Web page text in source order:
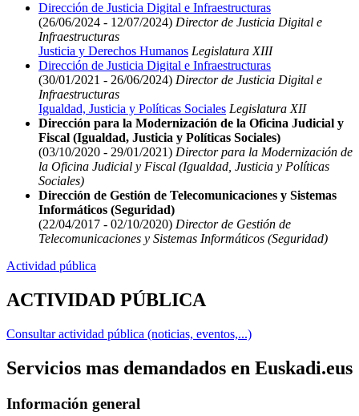
Dirección de Justicia Digital e Infraestructuras
(26/06/2024 - 12/07/2024) Director de Justicia Digital e
Infraestructuras
Justicia y Derechos Humanos Legislatura XIII
Dirección de Justicia Digital e Infraestructuras
(30/01/2021 - 26/06/2024) Director de Justicia Digital e
Infraestructuras
Igualdad, Justicia y Políticas Sociales Legislatura XII
Dirección para la Modernización de la Oficina Judicial y
Fiscal (Igualdad, Justicia y Políticas Sociales)
(03/10/2020 - 29/01/2021) Director para la Modernización de
la Oficina Judicial y Fiscal (Igualdad, Justicia y Políticas
Sociales)
Dirección de Gestión de Telecomunicaciones y Sistemas
Informáticos (Seguridad)
(22/04/2017 - 02/10/2020) Director de Gestión de
Telecomunicaciones y Sistemas Informáticos (Seguridad)
Actividad pública
ACTIVIDAD PÚBLICA
Consultar actividad pública (noticias, eventos,...)
Servicios mas demandados en Euskadi.eus
Información general